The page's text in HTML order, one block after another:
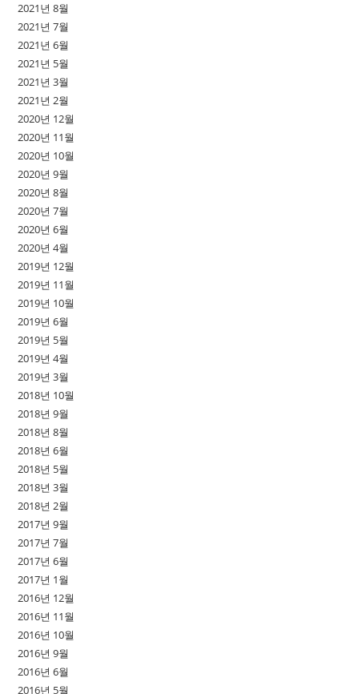
2021년 8월
2021년 7월
2021년 6월
2021년 5월
2021년 3월
2021년 2월
2020년 12월
2020년 11월
2020년 10월
2020년 9월
2020년 8월
2020년 7월
2020년 6월
2020년 4월
2019년 12월
2019년 11월
2019년 10월
2019년 6월
2019년 5월
2019년 4월
2019년 3월
2018년 10월
2018년 9월
2018년 8월
2018년 6월
2018년 5월
2018년 3월
2018년 2월
2017년 9월
2017년 7월
2017년 6월
2017년 1월
2016년 12월
2016년 11월
2016년 10월
2016년 9월
2016년 6월
2016년 5월